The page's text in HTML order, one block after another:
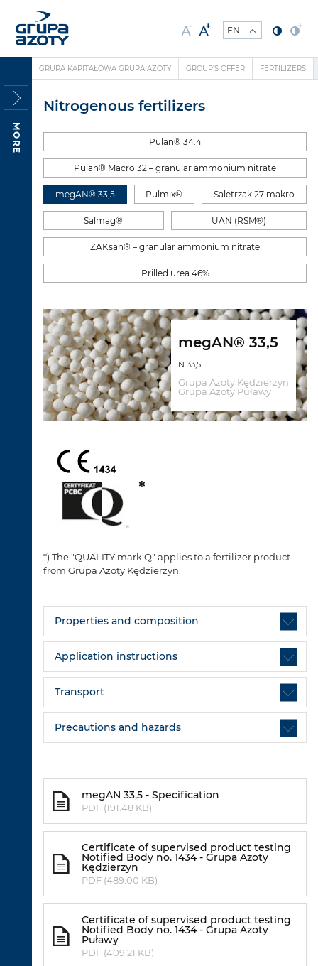
MORE
GRUPA KAPITAŁOWA GRUPA AZOTY GROUP'S OFFER FERTILIZERS
Nitrogenous fertilizers
Pulan® 34.4
Pulan® Macro 32 – granular ammonium nitrate
megAN® 33,5 Pulmix® Saletrzak 27 makro
Salmag® UAN (RSM®)
ZAKsan® – granular ammonium nitrate
Prilled urea 46%
megAN® 33,5
N 33,5
Grupa Azoty Kędzierzyn
Grupa Azoty Puławy
*) The "QUALITY mark Q" applies to a fertilizer product
from Grupa Azoty Kędzierzyn.
Properties and composition
Application instructions
Transport
Precautions and hazards
megAN 33,5 - Specification
PDF (191.48 KB)
Certificate of supervised product testing
Notified Body no. 1434 - Grupa Azoty
Kędzierzyn
PDF (489.00 KB)
Certificate of supervised product testing
Notified Body no. 1434 - Grupa Azoty
Puławy
PDF (409.21 KB)